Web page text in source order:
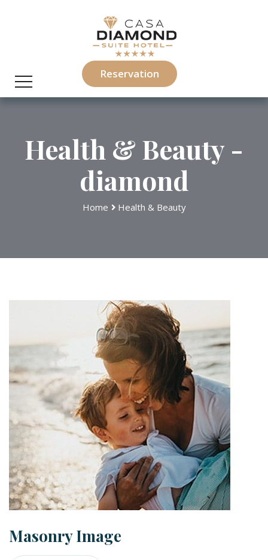
Reservation
Health & Beauty -
diamond
Home Health & Beauty
Masonry Image